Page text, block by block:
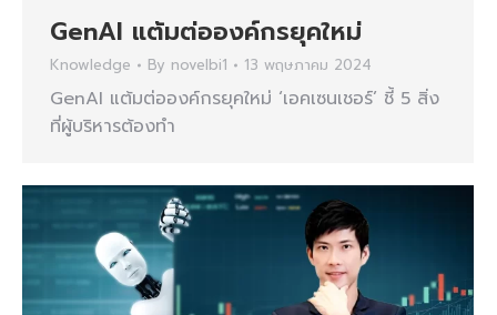
GenAI แต้มต่อองค์กรยุคใหม่
Knowledge By novelbi1 13 พฤษภาคม 2024
GenAI แต้มต่อองค์กรยุคใหม่ ‘เอคเซนเชอร์’ ชี้ 5 สิ่ง
ที่ผู้บริหารต้องทำ